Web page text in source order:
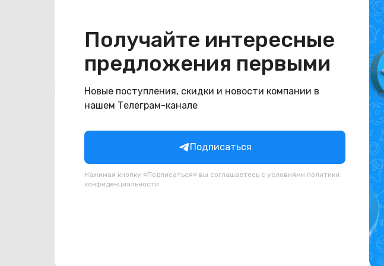
Получайте интересные
предложения первыми
Новые поступления, скидки и новости компании в
нашем Телеграм-канале
Подписаться
Нажимая кнопку «Подписаться» вы соглашаетесь с условиями политики
конфиденциальности
Похожие товары